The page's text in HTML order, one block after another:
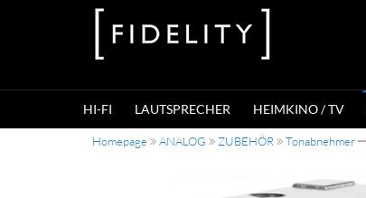
HI-FI LAUTSPRECHER HEIMKINO / TV
Homepage ANALOG ZUBEHÖR Tonabnehmer